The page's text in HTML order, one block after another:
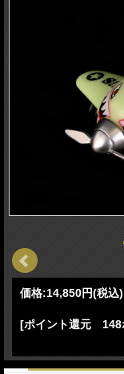
価格:14,850円(税込)
[ポイント還元 148